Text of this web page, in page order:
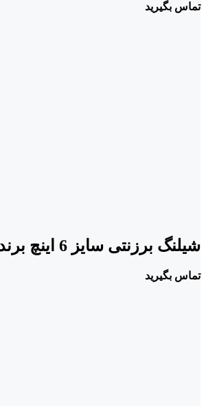
تماس بگیرید
شیلنگ برزنتی سایز 6 اینچ برند اشباخ
تماس بگیرید